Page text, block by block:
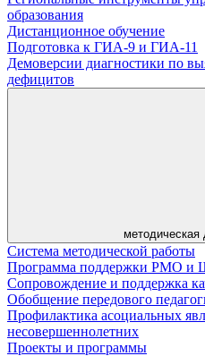
образования
Дистанционное обучение
Подготовка к ГИА-9 и ГИА-11
Демоверсии диагностики по
дефицитов
методическая
Система методической работы
Программа поддержки РМО
Сопровождение и поддержка
Обобщение передового
Профилактика асоциальных
несовершеннолетних
Проекты и программы